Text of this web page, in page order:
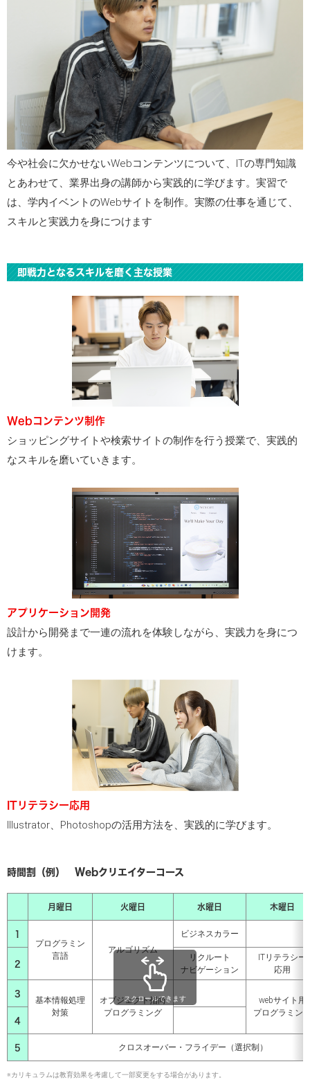
今や社会に欠かせないWebコンテンツについて、ITの専門知識
とあわせて、業界出身の講師から実践的に学びます。実習で
は、学内イベントのWebサイトを制作。実際の仕事を通じて、
スキルと実践力を身につけます
即戦力となるスキルを磨く主な授業
Webコンテンツ制作
ショッピングサイトや検索サイトの制作を行う授業で、実践的
なスキルを磨いていきます。
アプリケーション開発
設計から開発まで一連の流れを体験しながら、実践力を身につ
けます。
ITリテラシー応用
Illustrator、Photoshopの活用方法を、実践的に学びます。
時間割（例） Webクリエイターコース
月曜日 火曜日 水曜日 木曜日
1
プログラミン
言語
アルゴリズム
ビジネスカラー
2
リクルート
ナビゲーション
ITリテラシー
応用
3
基本情報処理
対策
オブジェクト指向
プログラミング
webサイト用
プログラミン
4
5 クロスオーバー・フライデー（選択制）
スクロールできます
※カリキュラムは教育効果を考慮して一部変更をする場合があります。